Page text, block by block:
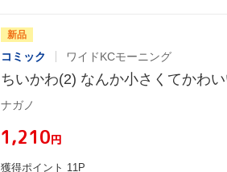
新品
コミック ワイドKCモーニング
ちいかわ(2) なんか小さくてかわ
ナガノ
¥1,210円
獲得ポイント 11P